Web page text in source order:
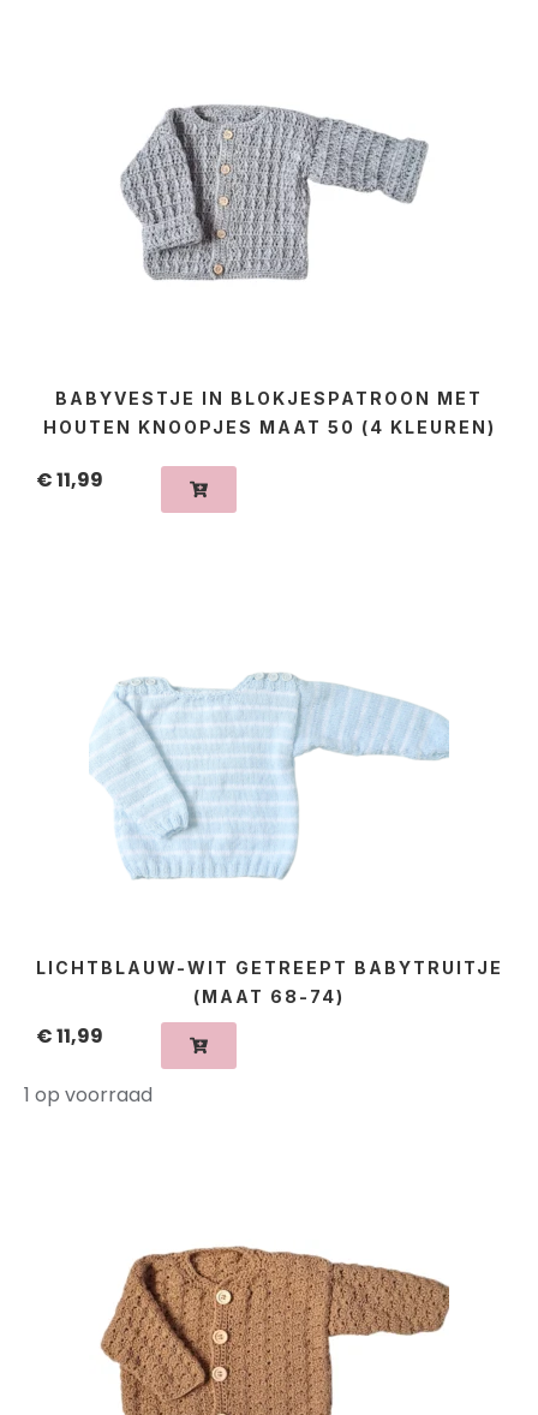
BABYVESTJE IN BLOKJESPATROON MET
HOUTEN KNOOPJES MAAT 50 (4 KLEUREN)
€11,99
LICHTBLAUW-WIT GETREEPT BABYTRUITJE
(MAAT 68-74)
€11,99
1 op voorraad